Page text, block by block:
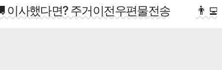
이사했다면? 주거이전우편물전송